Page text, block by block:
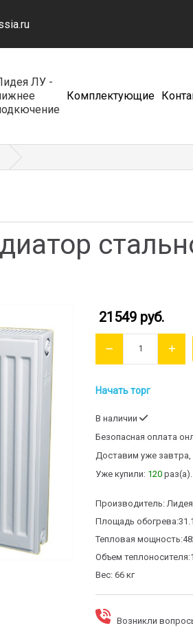
ЛУ -
Комплектующие
21549 руб.
Начать торг
В наличии
Безопасная оплата
Доставим уже завтра,
Уже купили: 120 раз(a).
Производитель: Лидея
Площадь обогрева:
Тепловая мощность:
Объем теплоносителя:
Вес: 66 кг
Возникли